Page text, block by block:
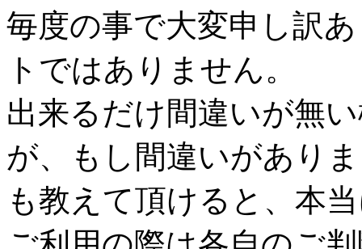
毎度の事で大変申し訳
トではありません。
出来るだけ間違いが無
が、もし間違いがあり
も教えて頂けると、本